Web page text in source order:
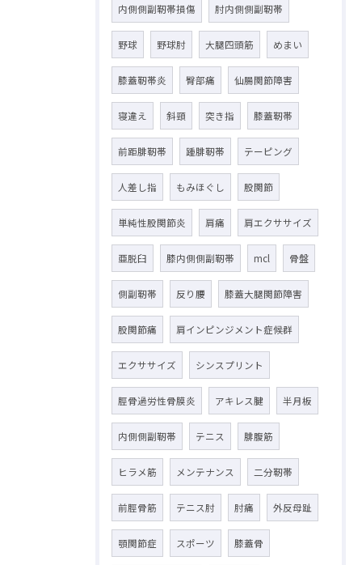
内側側副靭帯損傷 肘内側側副靭帯
野球 野球肘 大腿四頭筋 めまい
膝蓋靭帯炎 臀部痛 仙腸関節障害
寝違え 斜頸 突き指 膝蓋靭帯
前距腓靭帯 踵腓靭帯 テーピング
人差し指 もみほぐし 股関節
単純性股関節炎 肩痛 肩エクササイズ
亜脱臼 膝内側側副靭帯 mcl 骨盤
側副靭帯 反り腰 膝蓋大腿関節障害
股関節痛 肩インピンジメント症候群
エクササイズ シンスプリント
脛骨過労性骨膜炎 アキレス腱 半月板
内側側副靭帯 テニス 腓腹筋
ヒラメ筋 メンテナンス 二分靭帯
前脛骨筋 テニス肘 肘痛 外反母趾
顎関節症 スポーツ 膝蓋骨